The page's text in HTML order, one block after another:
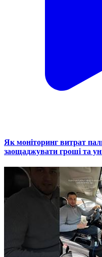
Як моніторинг витрат
заощаджувати гроші та